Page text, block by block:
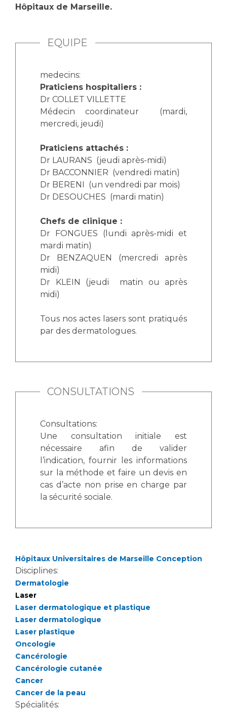
Culture à l'hôpital
Les associations
Livret d'accueil
Transports sanitaires
Vos droits, vos devoirs
Handi 13
Pôle Médecine Physique et Réadaptation
Accueil sourds et malentendants
Charte Romain Jacob
Mouvement Parcours Handicap 13
Activité physique
Cancer
Médecine nucléaire
Vos représentants
La Commission Des Usagers (CDU)
Les Comités Locaux des Usagers
Qualité
Nos indicateurs qualité et de sécurité des soins
Protection des données
Sécurité
Les recherches en santé à l’AP-HM
La recherche clinique à l'AP-HM
Écoles et Instituts de Formation
Professionnels de santé
Réseaux de soins
Adresser un examen au Laboratoire de Biologie
Médicale
Radiologie / Imagerie
Cancérologie
Les pôles d'activité médicale
Adresser un examen au Laboratoire d'Infectiologie
Centres de référence Maladies Rares
Dossiers de presse
Médiathèque
Fournisseurs
Hôpitaux de Marseille.
EQUIPE
medecins:
Praticiens hospitaliers :
Dr COLLET VILLETTE
Médecin coordinateur (mardi,
mercredi, jeudi)
Praticiens attachés :
Dr LAURANS (jeudi après-midi)
Dr BACCONNIER (vendredi matin)
Dr BERENI (un vendredi par mois)
Dr DESOUCHES (mardi matin)
Chefs de clinique :
Dr FONGUES (lundi après-midi et
mardi matin)
Dr BENZAQUEN (mercredi après
midi)
Dr KLEIN (jeudi matin ou après
midi)
Tous nos actes lasers sont pratiqués
par des dermatologues.
CONSULTATIONS
Consultations:
Une consultation initiale est
nécessaire afin de valider
l’indication, fournir les informations
sur la méthode et faire un devis en
cas d’acte non prise en charge par
la sécurité sociale.
Hôpitaux Universitaires de Marseille Conception
Disciplines:
Dermatologie
Laser
Laser dermatologique et plastique
Laser dermatologique
Laser plastique
Oncologie
Cancérologie
Cancérologie cutanée
Cancer
Cancer de la peau
Spécialités: